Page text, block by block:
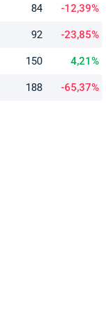
84 -12,39%
92 -23,85%
150 4,21%
188 -65,37%